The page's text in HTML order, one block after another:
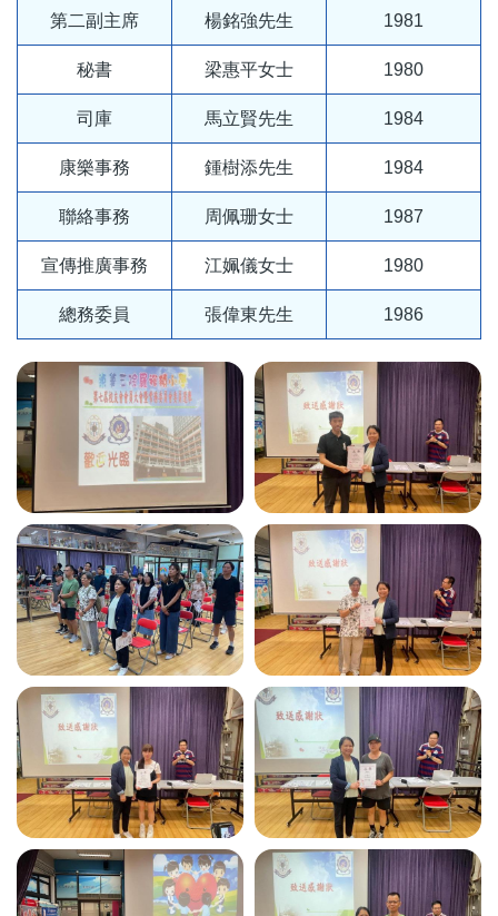
第二副主席 楊銘強先生 1981
秘書 梁惠平女士 1980
司庫 馬立賢先生 1984
康樂事務 鍾樹添先生 1984
聯絡事務 周佩珊女士 1987
宣傳推廣事務 江姵儀女士 1980
總務委員 張偉東先生 1986